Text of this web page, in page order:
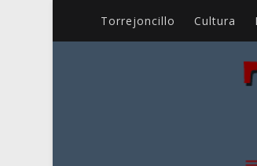
Torrejoncillo Cultura